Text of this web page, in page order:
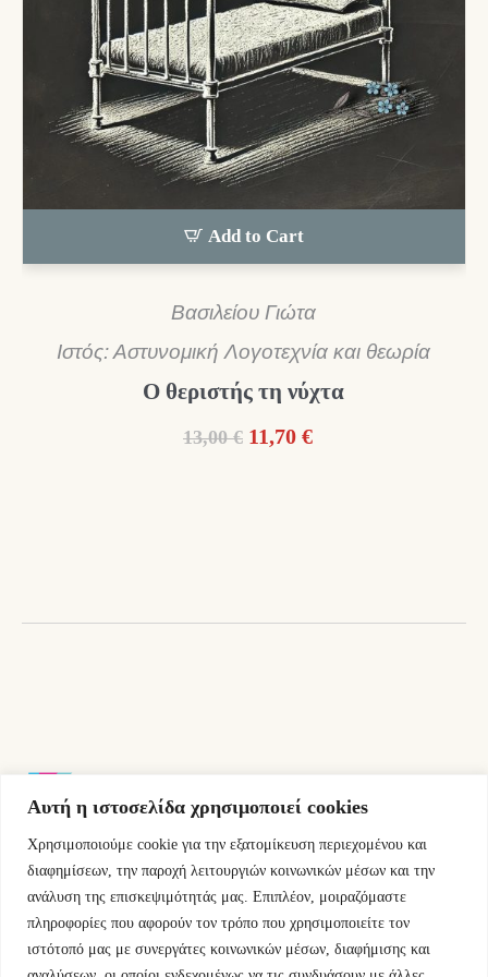
Αυτή η ιστοσελίδα χρησιμοποιεί cookies
Χρησιμοποιούμε cookie για την εξατομίκευση περιεχομένου και
διαφημίσεων, την παροχή λειτουργιών κοινωνικών μέσων και την
ανάλυση της επισκεψιμότητάς μας. Επιπλέον, μοιραζόμαστε
πληροφορίες που αφορούν τον τρόπο που χρησιμοποιείτε τον
ιστότοπό μας με συνεργάτες κοινωνικών μέσων, διαφήμισης και
Add to Cart
Βασιλείου Γιώτα
Ιστός: Αστυνομική Λογοτεχνία και θεωρία
Ο θεριστής τη νύχτα
13,00 € Original
11,70 €Η
Εμμ.Μπενάκη 76 10681 Αθήνα Ελλάδα.
+30.2110084023
info@kyfantabooks.gr